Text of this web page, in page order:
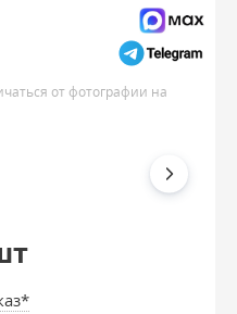
от фотографии на